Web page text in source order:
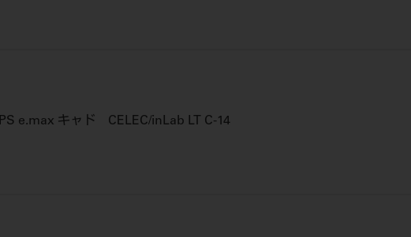
IPS e.max キャド CELEC/inLab LT C-14